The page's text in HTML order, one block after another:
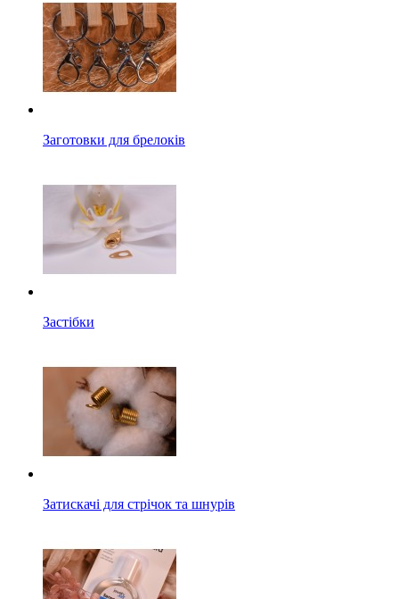
Заготовки для брелоків
Застібки
Затискачі для стрічок та шнурів